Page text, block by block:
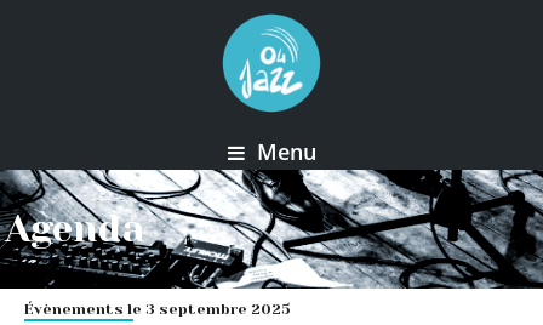
Menu
Agenda
Évènements le 3 septembre 2025